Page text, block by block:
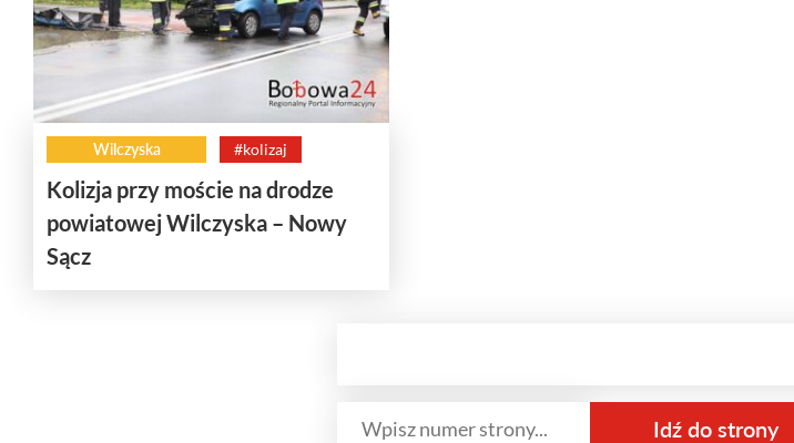
Wilczyska #kolizaj
Kolizja przy moście na drodze
powiatowej Wilczyska – Nowy
Sącz